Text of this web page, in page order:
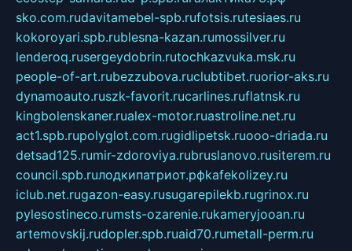
sko.com.rudavitamebel-spb.rufotsis.rutesiaes.ru
kokoroyari.spb.rublesna-kazan.rumossilver.ru
lenderoq.rusergeydobrin.rutochkazvuka.msk.ru
people-of-art.rubezzubova.ruclubtibet.ruorior-aks.ru
dynamoauto.ruszk-favorit.rucarlines.ruflatnsk.ru
kingbolenskaner.rualex-motor.ruastroline.net.ru
act1.spb.rupolyglot.com.rugidlipetsk.ruooo-driada.ru
detsad125.rumir-zdoroviya.rubruslanovo.rusiterem.ru
council.spb.ruлодкипатриот.рфkafekolizey.ru
iclub.net.rugazon-easy.rusugarepilekb.rugrinox.ru
pylesostineco.rumsts-ozarenie.rukameryjooan.ru
artemovskij.rudopler.spb.ruaid70.rumetall-perm.ru